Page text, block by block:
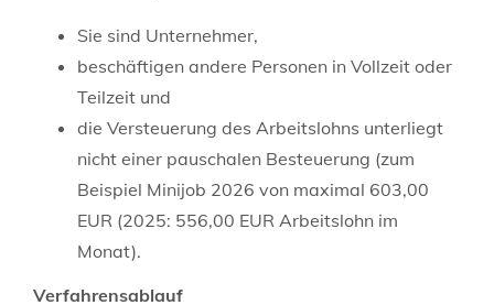
Sie sind Unternehmer,
beschäftigen andere Personen in Vollzeit oder
Teilzeit und
die Versteuerung des Arbeitslohns unterliegt
nicht einer pauschalen Besteuerung (zum
Beispiel Minijob 2026 von maximal 603,00
EUR (2025: 556,00 EUR Arbeitslohn im
Monat).
Verfahrensablauf